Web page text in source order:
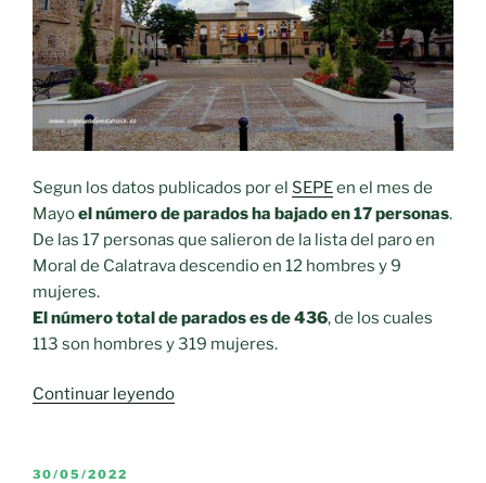
Segun los datos publicados por el SEPEen el mes de
Mayoel número de parados ha bajado en 17 personas.
De las 17 personas que salieron de la lista del paro en
Moral de Calatrava descendio en 12 hombres y 9
mujeres.
El número total de parados es de 436, de los cuales
113 son hombres y 319 mujeres.
Continuar leyendo«El
PUBLICADO
30/05/2022